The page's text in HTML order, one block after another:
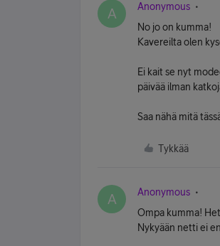
A Anonymous
No jo on kumma!
Kavereilta olen
Ei kait se nyt
päivää ilman
Saa nähä mitä
Tykkää
A Anonymous
Ompa kumma!
Nykyään netti ei